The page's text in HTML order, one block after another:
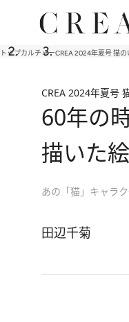
トップカルチャーCREA 2024年夏号 猫の
CREA 2024年夏号
60年の
描いた
あの「猫」キャラ
田辺千菊